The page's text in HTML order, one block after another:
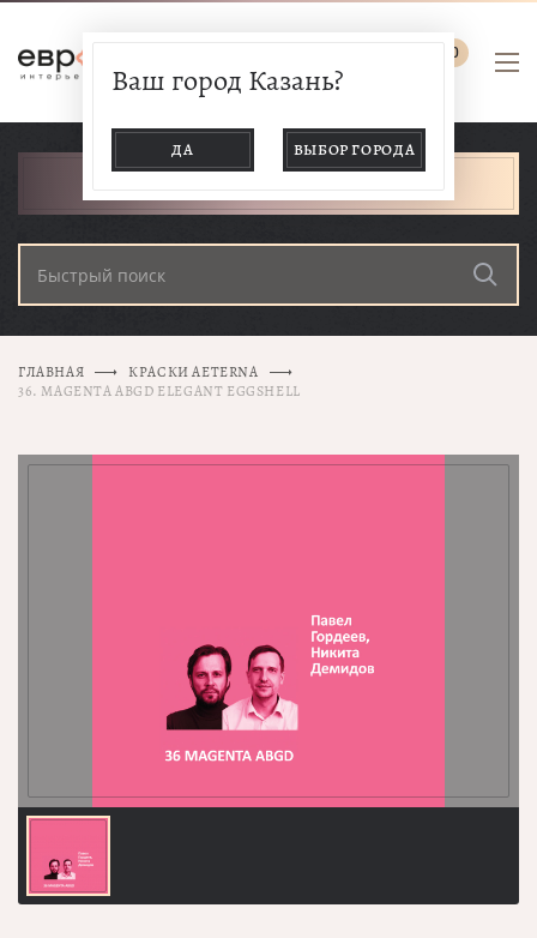
0
Ваш город Казань?
ДА ВЫБОР ГОРОДА
ГЛАВНАЯ
КРАСКИ AETERNA
36. MAGENTA ABGD ELEGANT EGGSHELL